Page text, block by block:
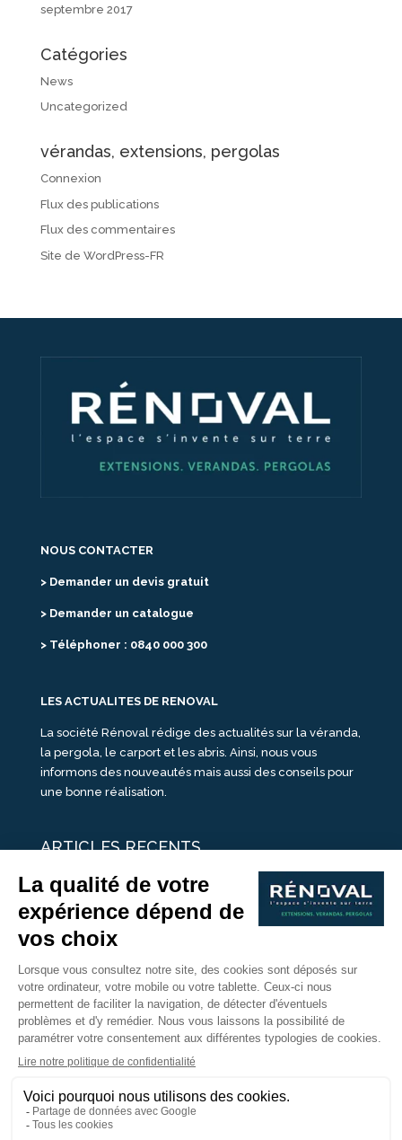
septembre 2017
Catégories
News
Uncategorized
vérandas, extensions, pergolas
Connexion
Flux des publications
Flux des commentaires
Site de WordPress-FR
NOUS CONTACTER
> Demander un devis gratuit
> Demander un catalogue
> Téléphoner : 0840 000 300
LES ACTUALITES DE RENOVAL
La société Rénoval rédige des actualités sur la véranda,
la pergola, le carport et les abris. Ainsi, nous vous
informons des nouveautés mais aussi des conseils pour
une bonne réalisation.
ARTICLES RECENTS
25 idées de vérandas design
Un été pour une véranda
Portes Ouvertes Véranda Extension Suisse | 26-27 Juin
Une ombre avec une pergola aluminium
portes ouvertes véranda sur mesure
Nous Suivre